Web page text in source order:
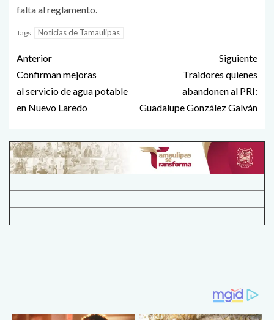
falta al reglamento.
Tags: Noticias de Tamaulipas
Anterior
Confirman mejoras
al servicio de agua potable
en Nuevo Laredo
Siguiente
Traidores quienes
abandonen al PRI:
Guadalupe González Galván